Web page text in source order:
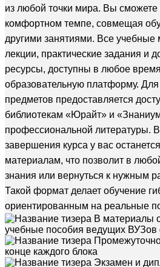
из любой точки мира. Вы сможете
комфортном темпе, совмещая
другими занятиями. Все
лекции, практические задания и
ресурсы, доступны в любое
образовательную платформу. Для
предметов предоставляется
библиотекам «Юрайт» и
профессиональной литературы.
завершения курса у вас
материалам, что позволит в
знания или вернуться к нужным
Такой формат делает обучение
ориентированным на реальные
В материалы
учебные пособия ведущих ВУЗов
конце каждого блока
Экзамен и